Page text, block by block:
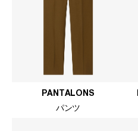
PANTALONS
パンツ